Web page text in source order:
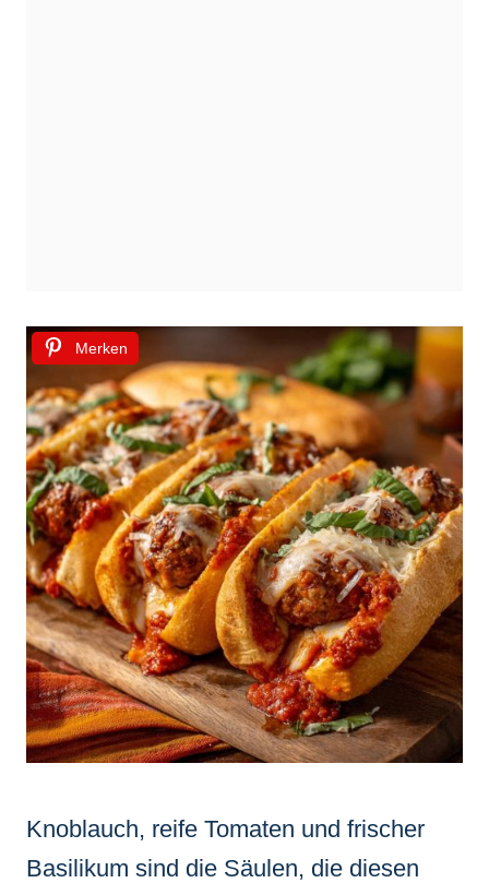
Merken
Knoblauch, reife Tomaten und frischer
Basilikum sind die Säulen, die diesen